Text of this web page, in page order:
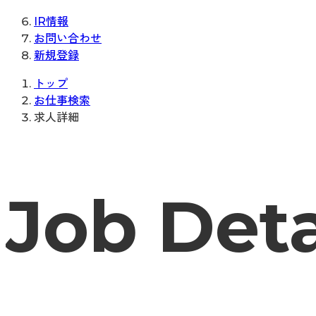
IR情報
お問い合わせ
新規登録
トップ
お仕事検索
求人詳細
Job